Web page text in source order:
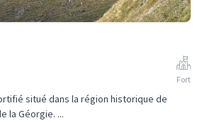
Fort
situé dans la région historique de
la Géorgie. ...